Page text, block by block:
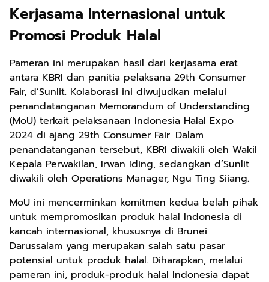
Kerjasama Internasional untuk
Promosi Produk Halal
Pameran ini merupakan hasil dari kerjasama erat
antara KBRI dan panitia pelaksana 29th Consumer
Fair, d’Sunlit. Kolaborasi ini diwujudkan melalui
penandatanganan Memorandum of Understanding
(MoU) terkait pelaksanaan Indonesia Halal Expo
2024 di ajang 29th Consumer Fair. Dalam
penandatanganan tersebut, KBRI diwakili oleh Wakil
Kepala Perwakilan, Irwan Iding, sedangkan d’Sunlit
diwakili oleh Operations Manager, Ngu Ting Siiang.
MoU ini mencerminkan komitmen kedua belah pihak
untuk mempromosikan produk halal Indonesia di
kancah internasional, khususnya di Brunei
Darussalam yang merupakan salah satu pasar
potensial untuk produk halal. Diharapkan, melalui
pameran ini, produk-produk halal Indonesia dapat